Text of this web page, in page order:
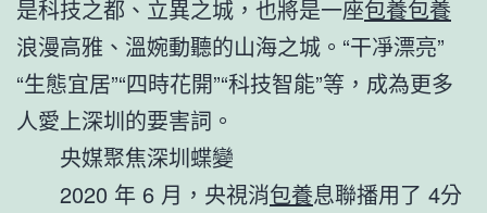
是科技之都、立異之城，也將是一座包養包養
浪漫高雅、溫婉動聽的山海之城。“干凈漂亮”
“生態宜居”“四時花開”“科技智能”等，成為更多
人愛上深圳的要害詞。
央媒聚焦深圳蝶變
2020 年 6 月，央視消包養息聯播用了 4分